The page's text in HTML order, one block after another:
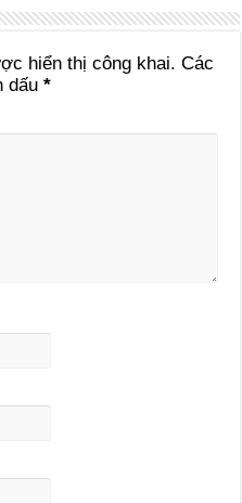
hiển thị công khai. Các
dấu*